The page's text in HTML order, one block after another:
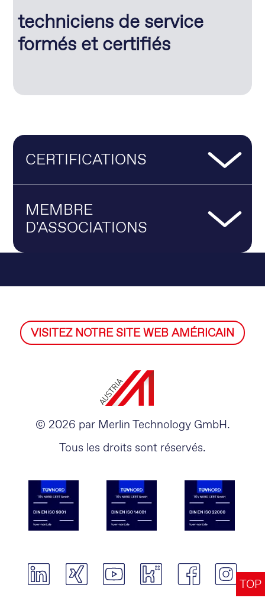
TOP
techniciens de service
formés et certifiés
CERTIFICATIONS
MEMBRE
D'ASSOCIATIONS
VISITEZ NOTRE SITE WEB AMÉRICAIN
© 2026 par Merlin Technology GmbH.
Tous les droits sont réservés.